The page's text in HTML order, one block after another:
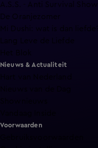
A.S.S. - Anti Survival Show
De Oranjezomer
Mi Dushi: wat is dan liefde?
Lang Leve de Liefde
Het Blok
Nieuws & Actualiteit
Voorwaarden